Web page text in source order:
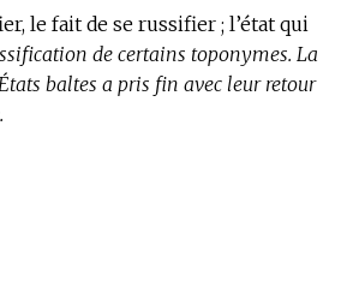
le fait de se russifier ; l’état qui
de certains toponymes. La
baltes a pris fin avec leur retour